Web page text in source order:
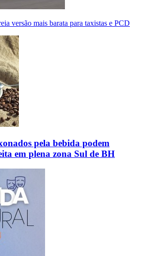
versão mais barata para taxistas e PCD
pela bebida podem
em plena zona Sul de BH